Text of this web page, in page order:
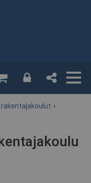
rakentajakoulut ›